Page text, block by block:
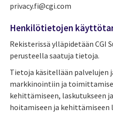
privacy.fi@cgi.com
Henkilötietojen
Rekisterissä ylläpidetään CGI
perusteella saatuja tietoja.
Tietoja käsitellään palvelujen
markkinointiin ja
kehittämiseen, laskutukseen
hoitamiseen ja kehittämiseen